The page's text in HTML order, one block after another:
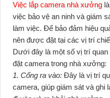
Việc lắp camera nhà xưởng
việc bảo vệ an ninh và giám
làm việc. Để bảo đảm hiệu
nên được đặt tại các vị trí
Dưới đây là một số vị trí
đặt camera trong nhà xưởng:
1. Cổng ra vào: Đây là vị trí
camera, giúp giám sát và ghi